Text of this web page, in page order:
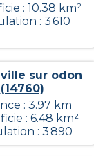
: 10.38 km²
: 3 610
sur odon
(14760)
: 3.97 km
: 6.48 km²
: 3 890